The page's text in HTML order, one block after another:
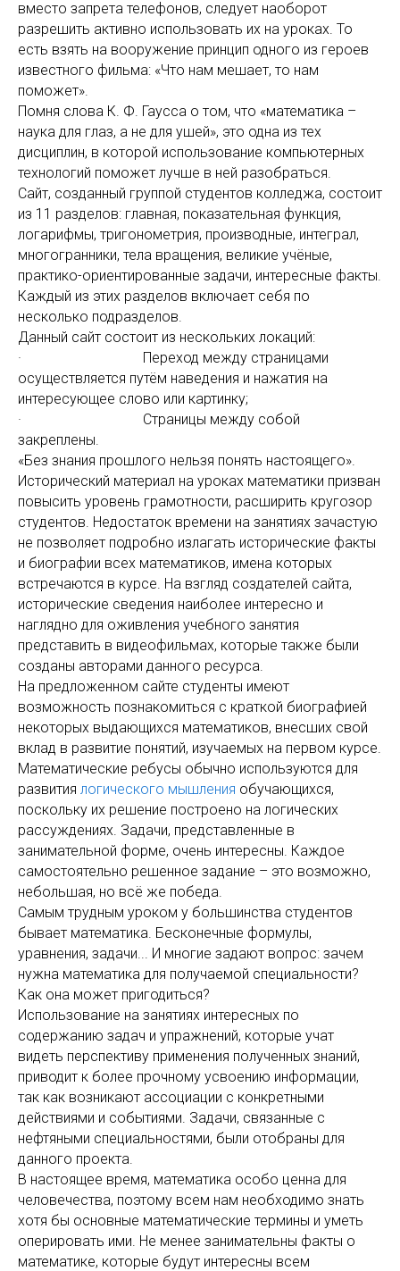
вместо запрета телефонов, следует наоборот
разрешить активно использовать их на уроках. То
есть взять на вооружение принцип одного из героев
известного фильма: «Что нам мешает, то нам
поможет».
Помня слова К. Ф. Гаусса о том, что «математика –
наука для глаз, а не для ушей», это одна из тех
дисциплин, в которой использование компьютерных
технологий поможет лучше в ней разобраться.
Сайт, созданный группой студентов колледжа, состоит
из 11 разделов: главная, показательная функция,
логарифмы, тригонометрия, производные, интеграл,
многогранники, тела вращения, великие учёные,
практико-ориентированные задачи, интересные факты.
Каждый из этих разделов включает себя по
несколько подразделов.
Данный сайт состоит из нескольких локаций:
· Переход между страницами
осуществляется путём наведения и нажатия на
интересующее слово или картинку;
· Страницы между собой
закреплены.
«Без знания прошлого нельзя понять настоящего».
Исторический материал на уроках математики призван
повысить уровень грамотности, расширить кругозор
студентов. Недостаток времени на занятиях зачастую
не позволяет подробно излагать исторические факты
и биографии всех математиков, имена которых
встречаются в курсе. На взгляд создателей сайта,
исторические сведения наиболее интересно и
наглядно для оживления учебного занятия
представить в видеофильмах, которые также были
созданы авторами данного ресурса.
На предложенном сайте студенты имеют
возможность познакомиться с краткой биографией
некоторых выдающихся математиков, внесших свой
вклад в развитие понятий, изучаемых на первом курсе.
Математические ребусы обычно используются для
развития логического мышления обучающихся,
поскольку их решение построено на логических
рассуждениях. Задачи, представленные в
занимательной форме, очень интересны. Каждое
самостоятельно решенное задание – это возможно,
небольшая, но всё же победа.
Самым трудным уроком у большинства студентов
бывает математика. Бесконечные формулы,
уравнения, задачи... И многие задают вопрос: зачем
нужна математика для получаемой специальности?
Как она может пригодиться?
Использование на занятиях интересных по
содержанию задач и упражнений, которые учат
видеть перспективу применения полученных знаний,
приводит к более прочному усвоению информации,
так как возникают ассоциации с конкретными
действиями и событиями. Задачи, связанные с
нефтяными специальностями, были отобраны для
данного проекта.
В настоящее время, математика особо ценна для
человечества, поэтому всем нам необходимо знать
хотя бы основные математические термины и уметь
оперировать ими. Не менее занимательны факты о
математике, которые будут интересны всем